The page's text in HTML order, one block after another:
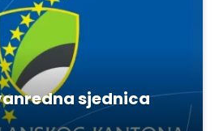
sjednica